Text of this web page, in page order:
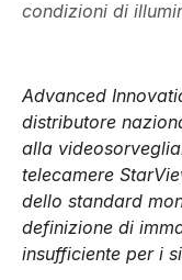
condizioni di
Advanced
distributore
alla
telecamere
dello standard
definizione di
insufficiente per i